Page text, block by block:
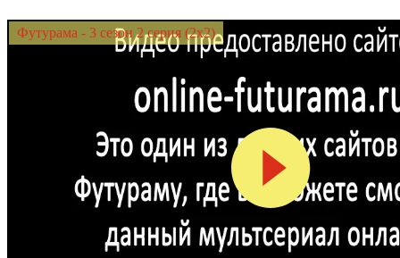
Футурама - 3 сезон 2 серия (2x2)